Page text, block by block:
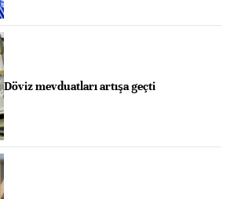
Döviz mevduatları artışa geçti